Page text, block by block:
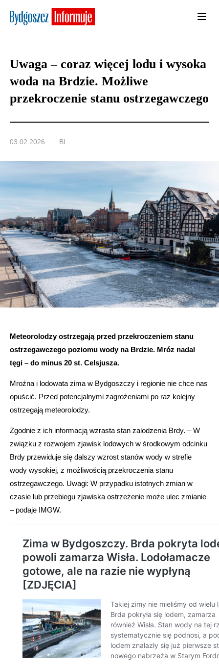
Uwaga – coraz więcej lodu i wysoka
woda na Brdzie. Możliwe
przekroczenie stanu ostrzegawczego
03.02.2026 BI
Meteorolodzy ostrzegają przed przekroczeniem stanu
ostrzegawczego poziomu wody na Brdzie. Mróz nadal
tęgi – do minus 20 st. Celsjusza.
Mroźna i lodowata zima w Bydgoszczy i regionie nie chce nas
opuścić. Przed potencjalnymi zagrożeniami po raz kolejny
ostrzegają meteorolodzy.
Zgodnie z ich informacją wzrasta stan zalodzenia Brdy. – W
związku z rozwojem zjawisk lodowych w środkowym odcinku
Brdy przewiduje się dalszy wzrost stanów wody w strefie
wody wysokiej, z możliwością przekroczenia stanu
ostrzegawczego. Uwagi: W przypadku istotnych zmian w
czasie lub przebiegu zjawiska ostrzeżenie może ulec zmianie
– podaje IMGW.